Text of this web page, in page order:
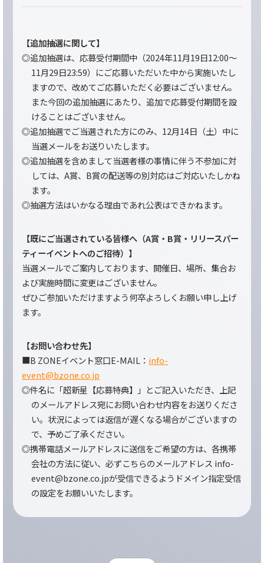
【追加抽選に関して】
◎追加抽選は、応募受付期間中（2024年11月19日12:00〜
11月29日23:59）にご応募いただいた中から実施いたし
ますので、改めてご応募いただく必要はございません。
また今回の追加抽選にあたり、追加で応募受付期間を設
けることはございません。
◎追加抽選でご当選された方にのみ、12月14日（土）中に
当選メールをお送りいたします。
◎追加抽選を含めまして当選者様の事情に伴う不参加に対
しては、A賞、B賞の配送等の別対応はご対応いたしかね
ます。
◎抽選方法はいかなる理由であれ公表はできかねます。
【既にご当選されている皆様へ（A賞・B賞・リリースパー
ティーイベントへのご招待）】
当選メールでご案内しております、開催日、場所、集合お
よび実施時間に変更はございません。
ぜひご参加いただけますよう何卒よろしくお願い申し上げ
ます。
【お問い合わせ先】
■B ZONEイベント窓口E-MAIL： info-
event@bzone.co.jp
◎件名に「超新星【応募特典】」とご記入いただき、上記
のメールアドレス宛にお問い合わせ内容をお送りくださ
い。状況によっては返信が遅くなる場合がございますの
で、予めご了承ください。
◎携帯電話メールアドレスに送信をご希望の方は、各携帯
会社の方法に従い、必ずこちらのメールアドレス info-
event@bzone.co.jpが受信できるようドメイン指定受信
の設定をお願いいたします。